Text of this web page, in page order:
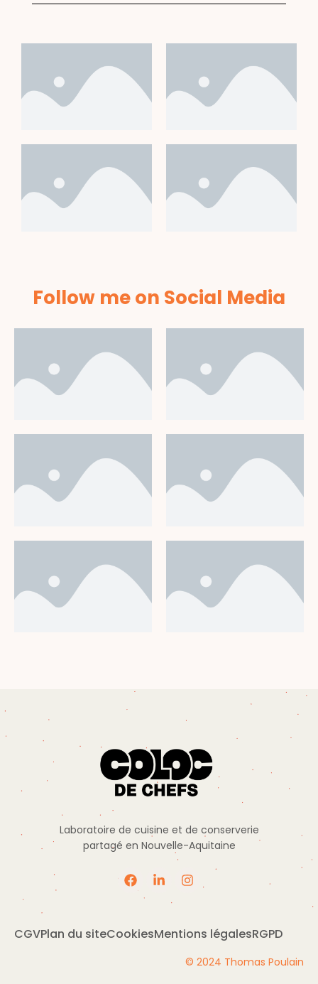
Follow me on Social Media
Laboratoire de cuisine et de conserverie
partagé en Nouvelle-Aquitaine
CGVPlan du siteCookiesMentions légalesRGPD
© 2024 Thomas Poulain